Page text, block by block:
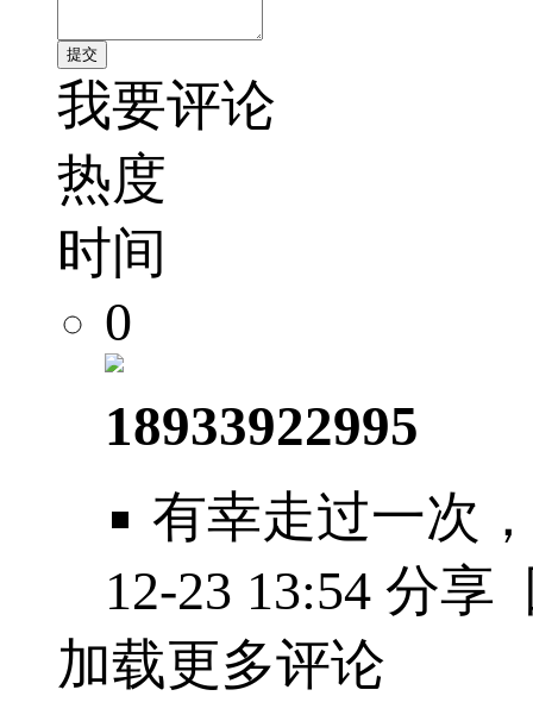
我要评论
热度
时间
0
18933922995
有幸走过一次
12-23 13:54 分享
加载更多评论